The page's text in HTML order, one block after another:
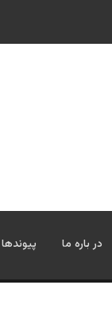
در باره ما پیوندها